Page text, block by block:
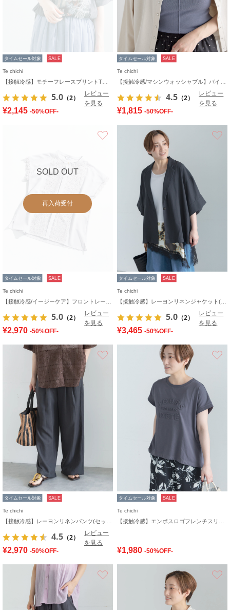
タイムセール対象 SALE
Te chichi
5.0 （2）
レビュー
を見る
¥2,145 -50%OFF-
タイムセール対象 SALE
Te chichi
4.5 （2）
レビュー
を見る
¥1,815 -50%OFF-
SOLD OUT
再入荷受付
タイムセール対象 SALE
Te chichi
5.0 （2）
レビュー
を見る
¥2,970 -50%OFF-
タイムセール対象 SALE
Te chichi
5.0 （2）
レビュー
を見る
¥3,465 -50%OFF-
タイムセール対象 SALE
Te chichi
4.5 （2）
レビュー
を見る
¥2,970 -50%OFF-
タイムセール対象 SALE
Te chichi
¥1,980 -50%OFF-